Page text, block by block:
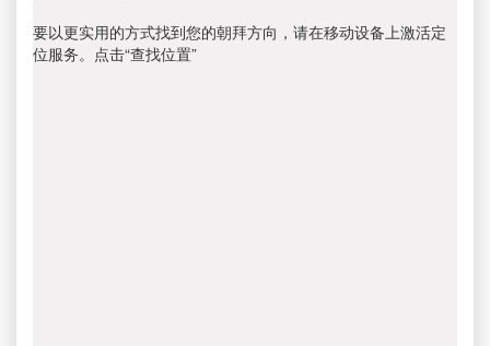
要以更实用的方式找到您的朝拜方向，请在移动设备上激活定
位服务。点击“查找位置”